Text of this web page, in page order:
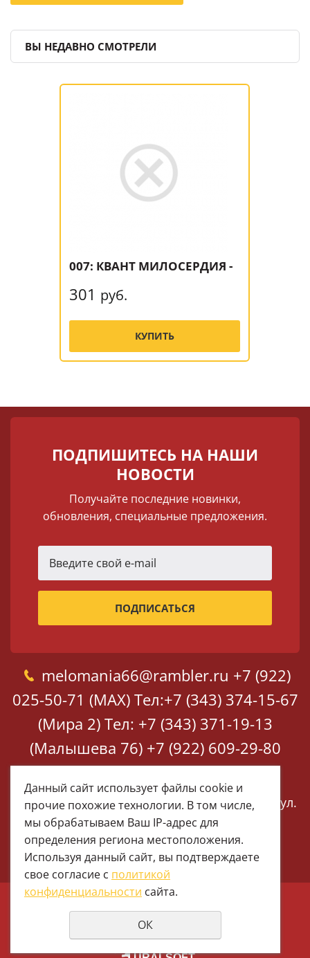
ВЫ НЕДАВНО СМОТРЕЛИ
007: КВАНТ МИЛОСЕРДИЯ -
301 руб.
КУПИТЬ
ПОДПИШИТЕСЬ НА НАШИ
НОВОСТИ
Получайте последние новинки,
обновления, специальные предложения.
melomania66@rambler.ru +7 (922)
025-50-71 (MAX) Тел:+7 (343) 374-15-67
(Мира 2) Тел: +7 (343) 371-19-13
(Малышева 76) +7 (922) 609-29-80
(MAX)
Екатеринбург, ул. Мира 2
Екатеринбург, ул.
Малышева 76
© 1997 - 2026 Меломания
Политика конфиденциальности
Данный сайт использует файлы cookie и
прочие похожие технологии. В том числе,
мы обрабатываем Ваш IP-адрес для
определения региона местоположения.
Используя данный сайт, вы подтверждаете
свое согласие с политикой
конфиденциальности сайта.
ОК